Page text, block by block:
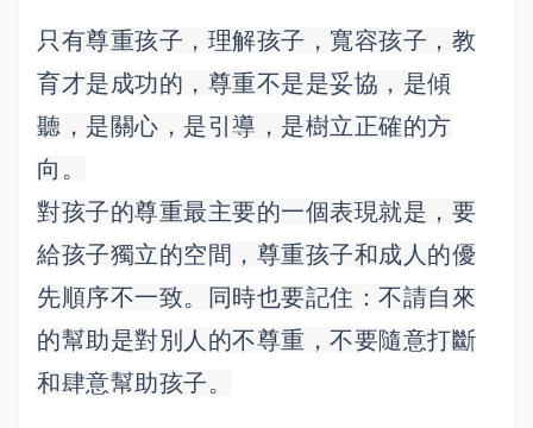
只有尊重孩子，理解孩子，寬容孩子，教
育才是成功的，尊重不是是妥協，是傾
聽，是關心，是引導，是樹立正確的方
向。
對孩子的尊重最主要的一個表現就是，要
給孩子獨立的空間，尊重孩子和成人的優
先順序不一致。同時也要記住：不請自來
的幫助是對別人的不尊重，不要隨意打斷
和肆意幫助孩子。